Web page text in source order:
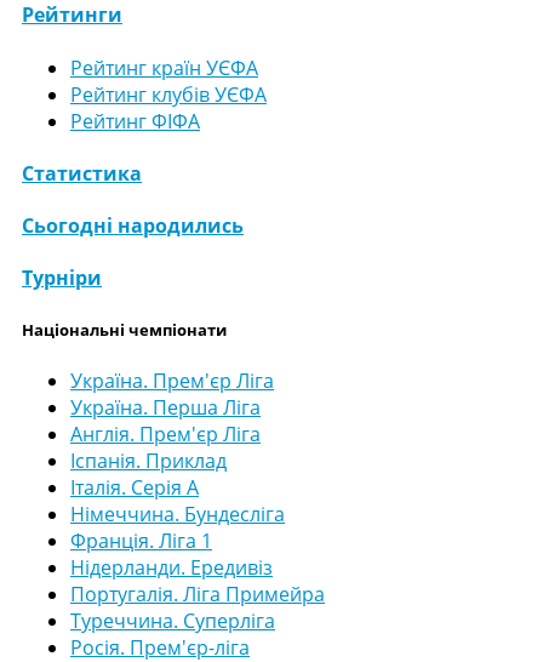
Рейтинги
Рейтинг країн УЄФА
Рейтинг клубів УЄФА
Рейтинг ФІФА
Статистика
Сьогодні народились
Турніри
Національні чемпіонати
Україна. Прем'єр Ліга
Україна. Перша Ліга
Англія. Прем'єр Ліга
Іспанія. Приклад
Італія. Серія А
Німеччина. Бундесліга
Франція. Ліга 1
Нідерланди. Ередивіз
Португалія. Ліга Примейра
Туреччина. Суперліга
Росія. Прем'єр-ліга